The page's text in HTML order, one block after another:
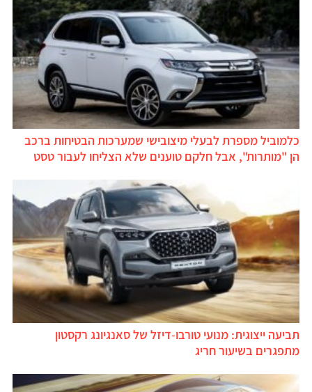
כלמוביל מספרת לבעלי מיצובישי שמערכות הבטיחות ברכב
הן "מותרות", אבל חלקם טוענים שלא הצליחו לעבור טסט
תביעה ייצוגית: מנועי טורבו-דיזל של סאנגיונג רקסטון
מתפגרים בשיעור חריג